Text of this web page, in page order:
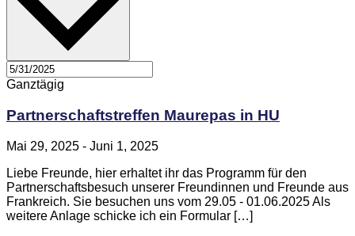
Ganztägig
Partnerschaftstreffen Maurepas in HU
Mai 29, 2025 - Juni 1, 2025
Liebe Freunde, hier erhaltet ihr das Programm für den
Partnerschaftsbesuch unserer Freundinnen und Freunde aus
Frankreich. Sie besuchen uns vom 29.05 - 01.06.2025 Als
weitere Anlage schicke ich ein Formular […]